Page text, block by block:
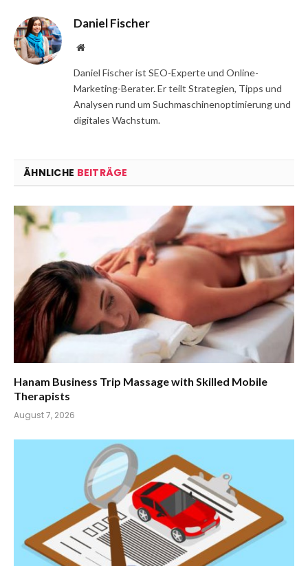
Daniel Fischer
Website
Daniel Fischer ist SEO-Experte und Online-
Marketing-Berater. Er teilt Strategien, Tipps und
Analysen rund um Suchmaschinenoptimierung und
digitales Wachstum.
ÄHNLICHE BEITRÄGE
Hanam Business Trip Massage with Skilled Mobile
Therapists
August 7, 2026